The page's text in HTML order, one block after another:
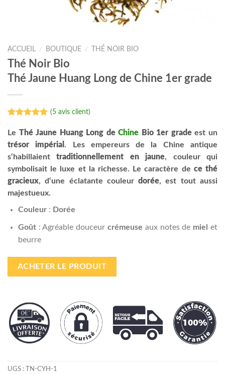
ACCUEIL / BOUTIQUE / THÉ NOIR BIO
Thé Noir Bio
Thé Jaune Huang Long de Chine 1er grade
sur 5 basé
sur
notations
client
(5avis client)
Le Thé Jaune Huang Long deChine Bio 1er gradeest un
trésor impérial. Les empereurs de la Chine antique
s‘habillaienttraditionnellement en jaune, couleur qui
symbolisait le luxe et la richesse. Le caractère de ce thé
gracieux, d‘une éclatante couleurdorée, est tout aussi
majestueux.
Couleur: Dorée
Goût: Agréable douceur crémeuse aux notes de miel
et
beurre
ACHETER LE PRODUIT
UGS : TN-CYH-1